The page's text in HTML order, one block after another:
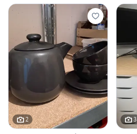
2 3